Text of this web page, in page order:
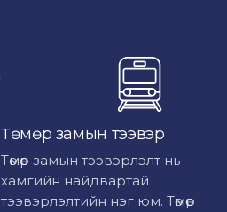
Төмөр замын тээвэр
Төмөр замын тээвэрлэлт нь
хамгийн найдвартай
тээвэрлэлтийн нэг юм. Төмөр